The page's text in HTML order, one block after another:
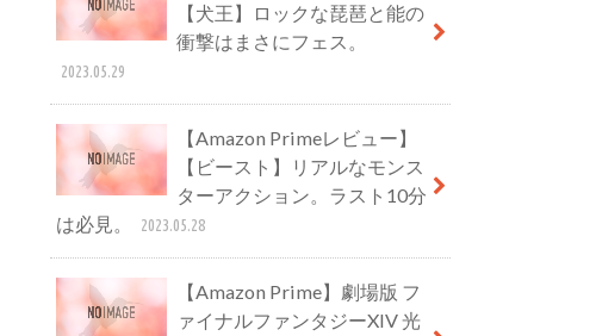
【犬王】ロックな琵琶と能の
衝撃はまさにフェス。
2023.05.29
【Amazon Primeレビュー】
【ビースト】リアルなモンス
ターアクション。ラスト10分
は必見。
2023.05.28
【Amazon Prime】劇場版 フ
ァイナルファンタジーXIV 光